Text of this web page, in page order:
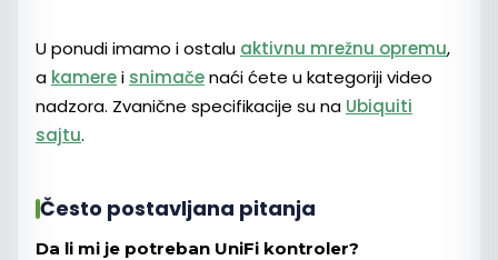
U ponudi imamo i ostalu aktivnu mrežnu opremu,
a kamerei snimačenaći ćete u kategoriji video
nadzora. Zvanične specifikacije su na Ubiquiti
sajtu.
Često postavljana pitanja
Da li mi je potreban UniFi kontroler?